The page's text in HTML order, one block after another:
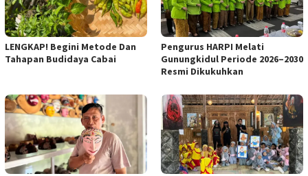
LENGKAP! Begini Metode Dan
Tahapan Budidaya Cabai
Pengurus HARPI Melati
Gunungkidul Periode 2026–2030
Resmi Dikukuhkan